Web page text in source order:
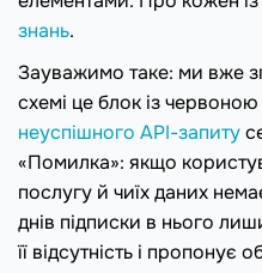
знань.
Зауважимо таке: ми вже
схемі це блок із
неуспішного API-запиту
«Помилка»: якщо
послугу й чиїх даних
днів підписки в нього
її відсутність і пропонує